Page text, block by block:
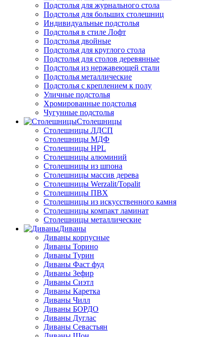
Подстолья для журнального стола
Подстолья для больших столешниц
Индивидуальные подстолья
Подстолья в стиле Лофт
Подстолья двойные
Подстолья для круглого стола
Подстолья для столов деревянные
Подстолья из нержавеющей стали
Подстолья металлические
Подстолья с креплением к полу
Уличные подстолья
Хромированные подстолья
Чугунные подстолья
Столешницы
Столешницы ЛДСП
Столешницы МДФ
Столешницы HPL
Столешницы алюминий
Столешницы из шпона
Столешницы массив дерева
Столешницы Werzalit/Topalit
Столешницы ПВХ
Столешницы из искусственного камня
Столешницы компакт ламинат
Столешницы металлические
Диваны
Диваны корпусные
Диваны Торино
Диваны Турин
Диваны Фаст фуд
Диваны Зефир
Диваны Сиэтл
Диваны Каретка
Диваны Чилл
Диваны БОРДО
Диваны Дуглас
Диваны Севастьян